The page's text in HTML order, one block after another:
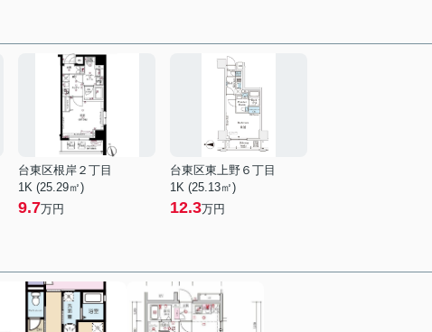
台東区根岸２丁目
1K (25.29㎡)
9.7万円
台東区東上野６丁目
1K (25.13㎡)
12.3万円